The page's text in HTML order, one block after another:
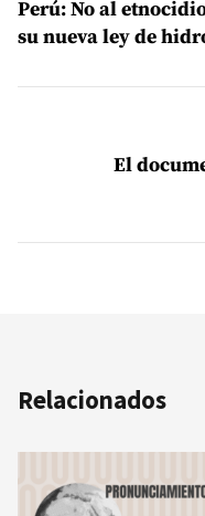
Perú: No al
su nueva ley de
El
Relacionados